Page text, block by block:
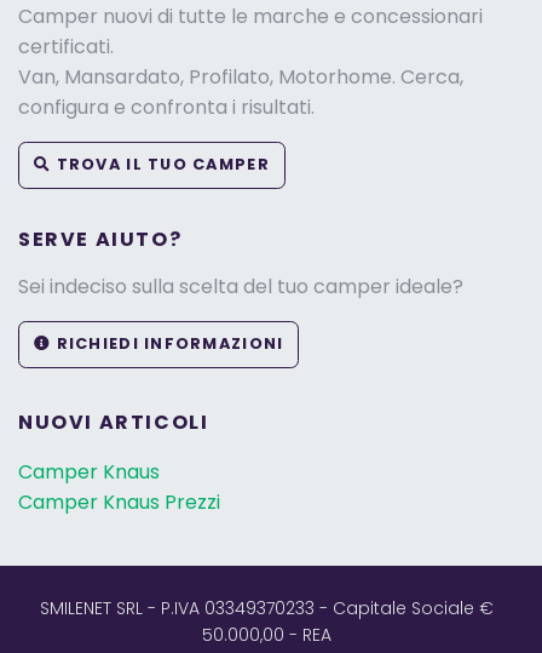
Camper nuovi di tutte le marche e concessionari
certificati.
Van, Mansardato, Profilato, Motorhome. Cerca,
configura e confronta i risultati.
TROVA IL TUO CAMPER
SERVE AIUTO?
Sei indeciso sulla scelta del tuo camper ideale?
RICHIEDI INFORMAZIONI
NUOVI ARTICOLI
Camper Knaus
Camper Knaus Prezzi
SMILENET SRL - P.IVA 03349370233 - Capitale Sociale €
50.000,00 - REA